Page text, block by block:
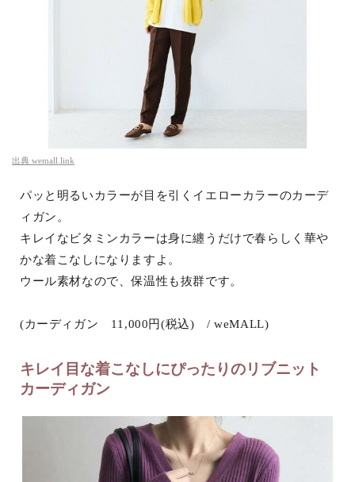
出典 wemall.link
パッと明るいカラーが目を引くイエローカラーのカーデ
ィガン。
キレイなビタミンカラーは身に纏うだけで春らしく華や
かな着こなしになりますよ。
ウール素材なので、保温性も抜群です。
(カーディガン 11,000円(税込) / weMALL)
キレイ目な着こなしにぴったりのリブニット
カーディガン